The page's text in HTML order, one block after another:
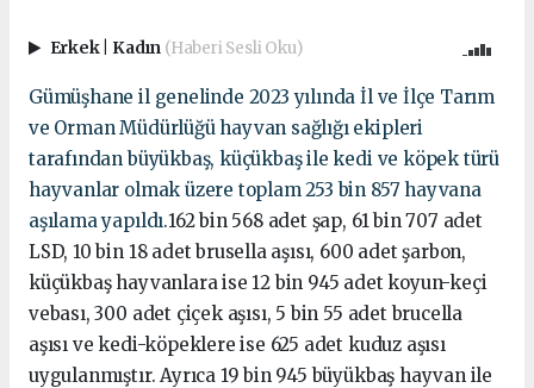
Erkek Kadın (Haberi Sesli Oku)
Gümüşhane il genelinde 2023 yılında İl ve İlçe Tarım
ve Orman Müdürlüğü hayvan sağlığı ekipleri
tarafından büyükbaş, küçükbaş ile kedi ve köpek türü
hayvanlar olmak üzere toplam 253 bin 857 hayvana
aşılama yapıldı.162 bin 568 adet şap, 61 bin 707 adet
LSD, 10 bin 18 adet brusella aşısı, 600 adet şarbon,
küçükbaş hayvanlara ise 12 bin 945 adet koyun-keçi
vebası, 300 adet çiçek aşısı, 5 bin 55 adet brucella
aşısı ve kedi-köpeklere ise 625 adet kuduz aşısı
uygulanmıştır. Ayrıca 19 bin 945 büyükbaş hayvan ile